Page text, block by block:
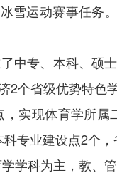
运动赛事任务
专、本科、硕
个省级优势特
实现体育学所
专业建设点2个
科为主，教、